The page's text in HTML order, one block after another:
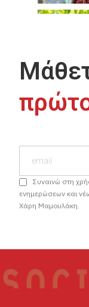
Συναινώ στη
ενημερώσεων και
Χάρη Μαμουλάκη.